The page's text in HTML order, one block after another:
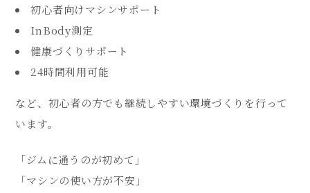
初心者向けマシンサポート
InBody測定
健康づくりサポート
24時間利用可能
など、初心者の方でも継続しやすい環境づくりを行って
います。
「ジムに通うのが初めて」
「マシンの使い方が不安」